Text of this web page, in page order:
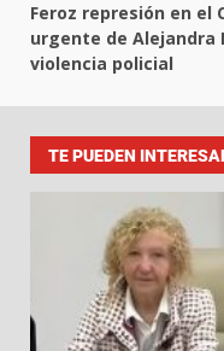
Feroz represión en el
urgente de Alejandra
violencia policial
TE PUEDEN